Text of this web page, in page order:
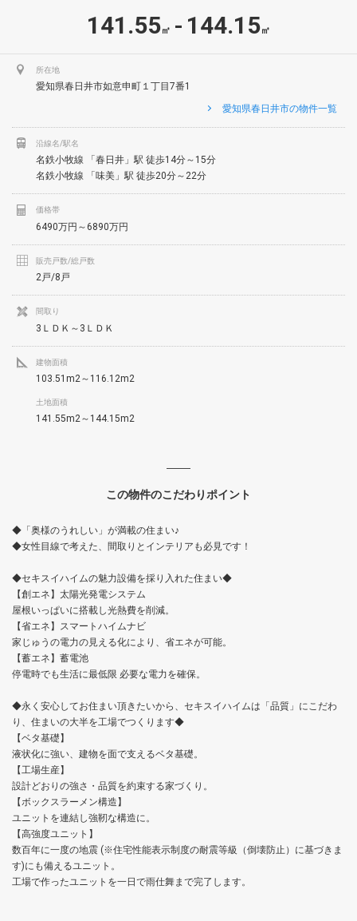
141.55㎡ - 144.15㎡
所在地
愛知県春日井市如意申町１丁目7番1
愛知県春日井市の物件一覧
沿線名/駅名
名鉄小牧線 「春日井」駅 徒歩14分～15分
名鉄小牧線 「味美」駅 徒歩20分～22分
価格帯
6490万円～6890万円
販売戸数/総戸数
2戸/8戸
間取り
3ＬＤＫ～3ＬＤＫ
建物面積
103.51m2～116.12m2
土地面積
141.55m2～144.15m2
この物件のこだわりポイント
◆「奥様のうれしい」が満載の住まい♪
◆女性目線で考えた、間取りとインテリアも必見です！
◆セキスイハイムの魅力設備を採り入れた住まい◆
【創エネ】太陽光発電システム
屋根いっぱいに搭載し光熱費を削減。
【省エネ】スマートハイムナビ
家じゅうの電力の見える化により、省エネが可能。
【蓄エネ】蓄電池
停電時でも生活に最低限 必要な電力を確保。
◆永く安心してお住まい頂きたいから、セキスイハイムは「品質」にこだわ
り、住まいの大半を工場でつくります◆
【ベタ基礎】
液状化に強い、建物を面で支えるベタ基礎。
【工場生産】
設計どおりの強さ・品質を約束する家づくり。
【ボックスラーメン構造】
ユニットを連結し強靭な構造に。
【高強度ユニット】
数百年に一度の地震 (※住宅性能表示制度の耐震等級（倒壊防止）に基づきま
す)にも備えるユニット。
工場で作ったユニットを一日で雨仕舞まで完了します。